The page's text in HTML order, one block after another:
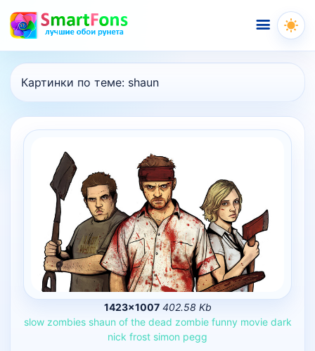
Меню
Картинки по теме: shaun
1423×1007 402.58 Kb
slow zombies shaun of the dead zombie funny movie dark
nick frost simon pegg